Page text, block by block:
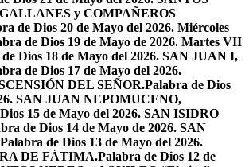
y COMPAÑEROS
de Dios 20 de Mayo del 2026. Miércoles
de Dios 19 de Mayo de 2026. Martes VII
Dios 18 de Mayo del 2026. SAN JUAN I,
de Dios 17 de Mayo del 2026.
DEL SEÑOR.Palabra de Dios
SAN JUAN NEPOMUCENO,
15 de Mayo del 2026. SAN ISIDRO
de Dios 14 de Mayo de 2026. SAN
Palabra de Dios 13 de Mayo del 2026.
DE FÁTIMA.Palabra de Dios 12 de